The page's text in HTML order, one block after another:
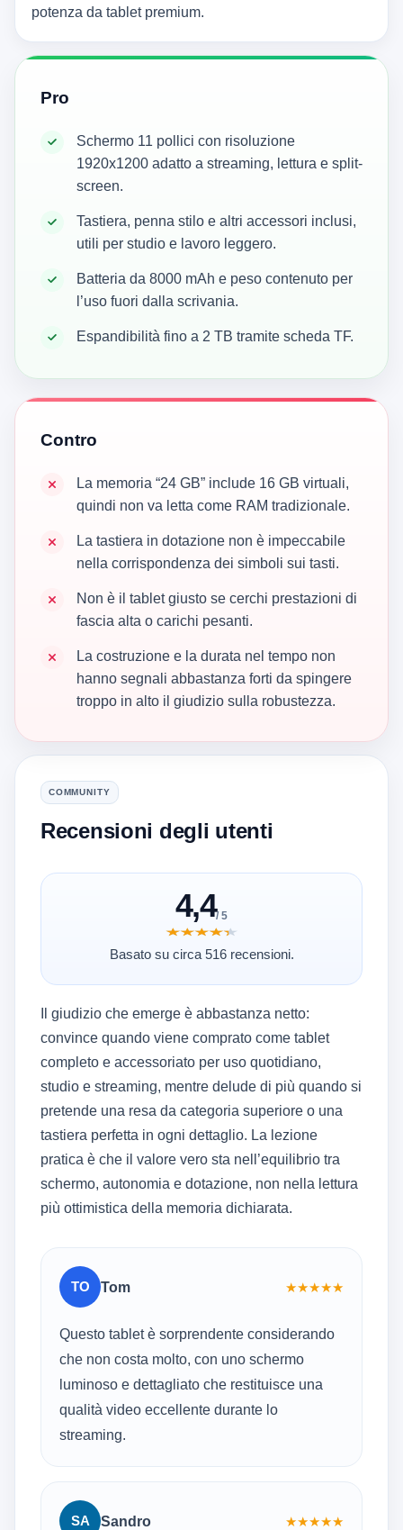
potenza da tablet premium.
Pro
Schermo 11 pollici con risoluzione
1920x1200 adatto a streaming, lettura e split-
screen.
Tastiera, penna stilo e altri accessori inclusi,
utili per studio e lavoro leggero.
Batteria da 8000 mAh e peso contenuto per
l’uso fuori dalla scrivania.
Espandibilità fino a 2 TB tramite scheda TF.
Contro
La memoria “24 GB” include 16 GB virtuali,
quindi non va letta come RAM tradizionale.
La tastiera in dotazione non è impeccabile
nella corrispondenza dei simboli sui tasti.
Non è il tablet giusto se cerchi prestazioni di
fascia alta o carichi pesanti.
La costruzione e la durata nel tempo non
hanno segnali abbastanza forti da spingere
troppo in alto il giudizio sulla robustezza.
COMMUNITY
Recensioni degli utenti
Il giudizio che emerge è abbastanza netto:
convince quando viene comprato come tablet
completo e accessoriato per uso quotidiano,
studio e streaming, mentre delude di più quando si
pretende una resa da categoria superiore o una
tastiera perfetta in ogni dettaglio. La lezione
pratica è che il valore vero sta nell’equilibrio tra
schermo, autonomia e dotazione, non nella lettura
più ottimistica della memoria dichiarata.
4,4/ 5
★★★★★
★★★★★
Basato su circa 516 recensioni.
TO Tom ★★★★★
Questo tablet è sorprendente considerando
che non costa molto, con uno schermo
luminoso e dettagliato che restituisce una
qualità video eccellente durante lo
streaming.
SA Sandro ★★★★★